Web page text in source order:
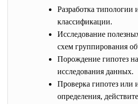
Разработка типологии
классификации.
Исследование
схем группирования
Порождение гипотез
исследования данных.
Проверка гипотез или
определения,